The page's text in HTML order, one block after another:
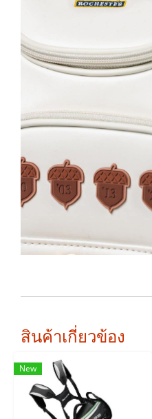
สินค้าเกี่ยวข้อง
New